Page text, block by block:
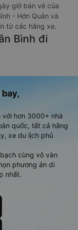
giờ bán vé của
- Hớn Quản và
từ các hãng xe.
Bình đi
hơn 3000+ nhà
quốc, tất cả hãng
xe du lịch phủ
cùng vô vàn
phương án di
nhất.